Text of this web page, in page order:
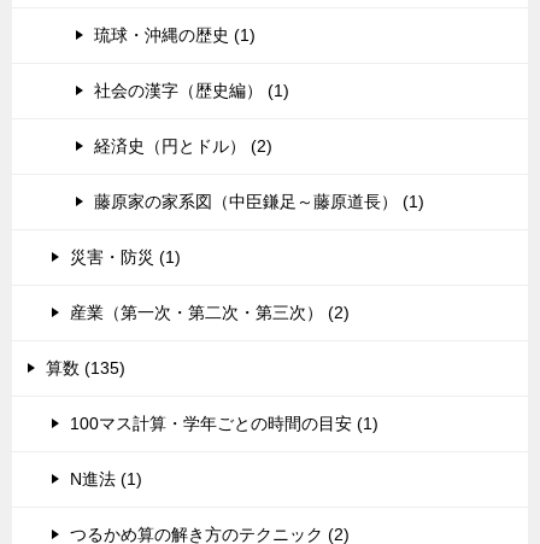
琉球・沖縄の歴史 (1)
社会の漢字（歴史編） (1)
経済史（円とドル） (2)
藤原家の家系図（中臣鎌足～藤原道長） (1)
災害・防災 (1)
産業（第一次・第二次・第三次） (2)
算数 (135)
100マス計算・学年ごとの時間の目安 (1)
N進法 (1)
つるかめ算の解き方のテクニック (2)